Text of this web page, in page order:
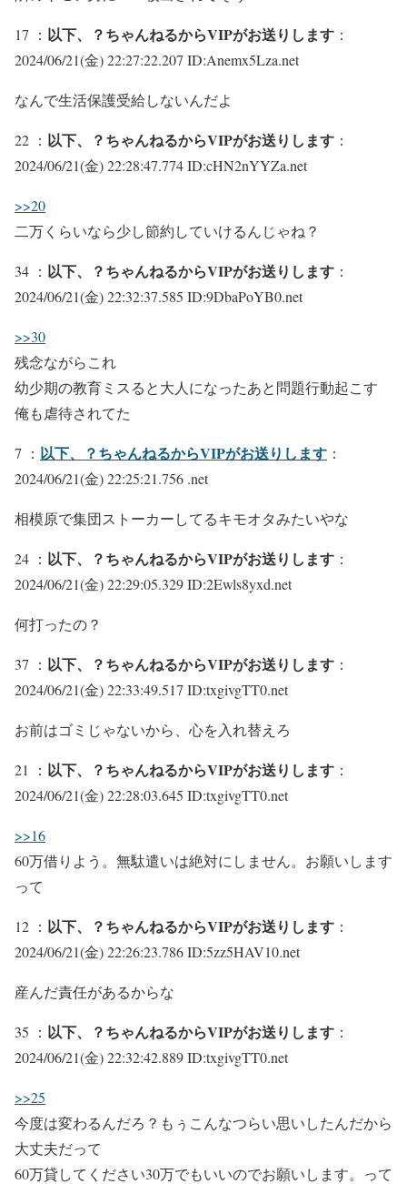
17 ： 以下、？ちゃんねるからVIPがお送りします ：
2024/06/21(金) 22:27:22.207 ID:Anemx5Lza.net
なんで生活保護受給しないんだよ
22 ： 以下、？ちゃんねるからVIPがお送りします ：
2024/06/21(金) 22:28:47.774 ID:cHN2nYYZa.net
>>20
二万くらいなら少し節約していけるんじゃね？
34 ： 以下、？ちゃんねるからVIPがお送りします ：
2024/06/21(金) 22:32:37.585 ID:9DbaPoYB0.net
>>30
残念ながらこれ
幼少期の教育ミスると大人になったあと問題行動起こす
俺も虐待されてた
7 ： 以下、？ちゃんねるからVIPがお送りします ：
2024/06/21(金) 22:25:21.756 .net
相模原で集団ストーカーしてるキモオタみたいやな
24 ： 以下、？ちゃんねるからVIPがお送りします ：
2024/06/21(金) 22:29:05.329 ID:2Ewls8yxd.net
何打ったの？
37 ： 以下、？ちゃんねるからVIPがお送りします ：
2024/06/21(金) 22:33:49.517 ID:txgivgTT0.net
お前はゴミじゃないから、心を入れ替えろ
21 ： 以下、？ちゃんねるからVIPがお送りします ：
2024/06/21(金) 22:28:03.645 ID:txgivgTT0.net
>>16
60万借りよう。無駄遣いは絶対にしません。お願いします
って
12 ： 以下、？ちゃんねるからVIPがお送りします ：
2024/06/21(金) 22:26:23.786 ID:5zz5HAV10.net
産んだ責任があるからな
35 ： 以下、？ちゃんねるからVIPがお送りします ：
2024/06/21(金) 22:32:42.889 ID:txgivgTT0.net
>>25
今度は変わるんだろ？もぅこんなつらい思いしたんだから
大丈夫だって
60万貸してください30万でもいいのでお願いします。って